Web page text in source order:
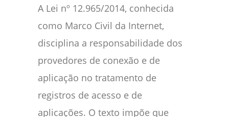
A Lei nº 12.965/2014, conhecida
como Marco Civil da Internet,
disciplina a responsabilidade dos
provedores de conexão e de
aplicação no tratamento de
registros de acesso e de
aplicações. O texto impõe que